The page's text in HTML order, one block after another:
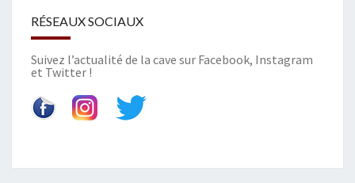
RÉSEAUX SOCIAUX
Suivez l’actualité de la cave sur Facebook, Instagram
et Twitter !